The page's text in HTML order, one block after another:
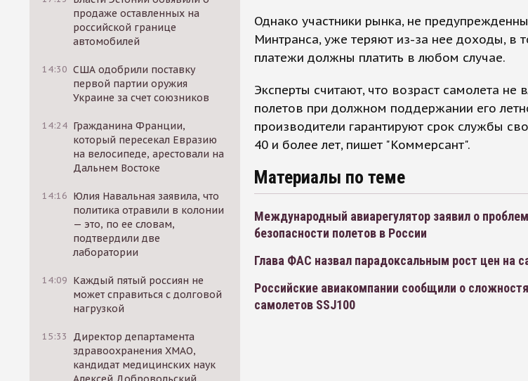
продаже оставленных на
российской границе
автомобилей
14:30 США одобрили поставку
первой партии оружия
Украине за счет союзников
14:24 Гражданина Франции,
который пересекал Евразию
на велосипеде, арестовали на
Дальнем Востоке
14:16 Юлия Навальная заявила, что
политика отравили в колонии
— это, по ее словам,
подтвердили две
лаборатории
14:09 Каждый пятый россиян не
может справиться с долговой
нагрузкой
15:33
Директор департамента
здравоохранения ХМАО,
кандидат медицинских наук
Однако участники рынка, не
Минтранса, уже теряют из-за нее доходы, в
платежи должны платить в любом случае.
Эксперты считают, что возраст самолета не
полетов при должном поддержании его
производители гарантируют срок службы
40 и более лет, пишет "Коммерсант".
Материалы по теме
Международный авиарегулятор заявил о
безопасности полетов в России
Глава ФАС назвал парадоксальным рост цен на
Российские авиакомпании сообщили о
самолетов SSJ100